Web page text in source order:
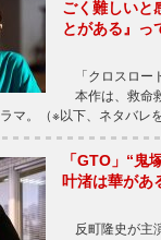
ごく難しいと
とがある』っ
「クロスロー
本作は、救命
ラマ。（※以下、ネタバ
「GTO」“鬼
叶渚は華があ
反町隆史が主